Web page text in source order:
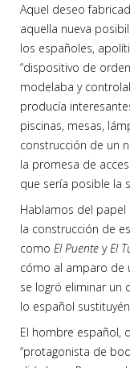
Aquel deseo
aquella nueva
los españoles,
“dispositivo de
modelaba y
producía
piscinas, mesas,
construcción de un
la promesa de
que sería posible la
Hablamos del
la construcción de
como El Puente yEl
cómo al amparo de
se logró eliminar un
lo español
El hombre español,
“protagonista de